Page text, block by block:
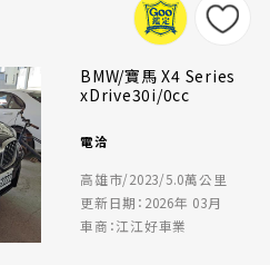
BMW/寶馬 X4 Series
xDrive30i/0cc
電洽
高雄市/2023/5.0萬公里
更新日期：2026年 03月
車商：江江好車業